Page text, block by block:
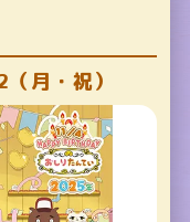
月・祝）